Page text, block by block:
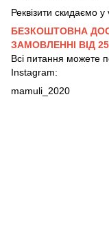
Реквізити скидаємо
БЕЗКОШТОВНА
ЗАМОВЛЕННІ ВІД
Всі питання можете
Instagram:
mamuli_2020